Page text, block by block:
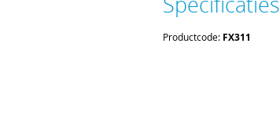
Productcode: FX311